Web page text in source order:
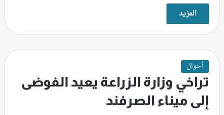
المزيد
أحوال
تراخي وزارة الزراعة يعيد الفوضى
إلى ميناء الصرفند